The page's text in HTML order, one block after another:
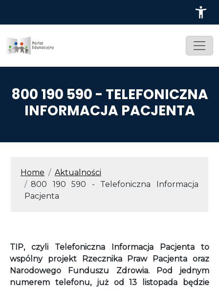
800 190 590 - TELEFONICZNA
INFORMACJA PACJENTA
ŚCIEŻKA NAWIGACYJNA
Home
Aktualności
800 190 590 - Telefoniczna Informacja
Pacjenta
TIP, czyli Telefoniczna Informacja Pacjenta to
wspólny projekt Rzecznika Praw Pacjenta oraz
Narodowego Funduszu Zdrowia. Pod jednym
numerem telefonu, już od 13 listopada będzie